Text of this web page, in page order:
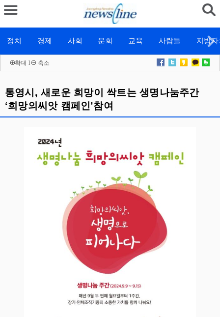
정치 경제 사회 문화 교육 사람들 지방
확대 l 축소
통영시, 새로운 희망이 싹트는 생명나눔주간
‘희망의씨앗 캠페인’참여